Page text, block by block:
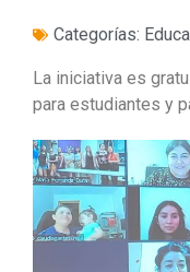
Categorías:
La iniciativa es
para estudiantes y